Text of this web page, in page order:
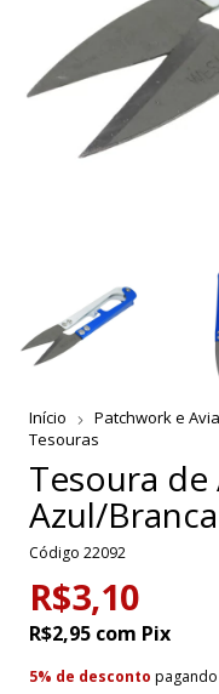
Início Patchwork e
Tesouras
Tesoura
Azul/Branca
Código 22092
R$3,10
R$2,95 com Pix
5% de desconto